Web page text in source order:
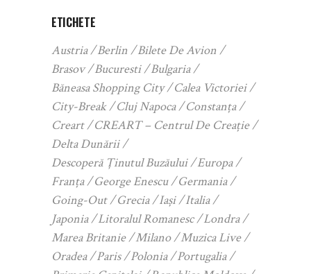
ETICHETE
Austria Berlin
Bilete De Avion
Brasov
Bucuresti
Bulgaria
Băneasa Shopping City
Calea Victoriei
City-Break
Cluj Napoca
Constanța
Creart
CREART – Centrul De Creație
Delta Dunării
Descoperă Ținutul Buzăului
Europa
Franța
George Enescu
Germania
Going-Out
Grecia Iași
Italia
Japonia
Litoralul Romanesc
Londra
Marea Britanie
Milano
Muzica Live
Oradea
Paris Polonia
Portugalia